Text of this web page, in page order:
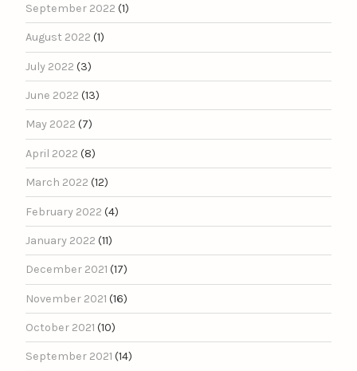
September 2022 (1)
August 2022 (1)
July 2022 (3)
June 2022 (13)
May 2022 (7)
April 2022 (8)
March 2022 (12)
February 2022 (4)
January 2022 (11)
December 2021 (17)
November 2021 (16)
October 2021 (10)
September 2021 (14)